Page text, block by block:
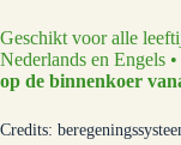
Geschikt voor alle
Nederlands en Engels
op de binnenkoer
Credits: